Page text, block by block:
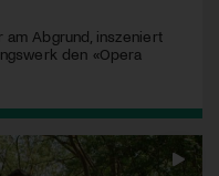
Abgrund, inszeniert
den «Opera